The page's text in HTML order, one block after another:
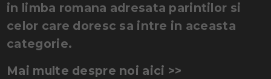
in limba romana adresata parintilor si
celor care doresc sa intre in aceasta
categorie.
Mai multe despre noi aici >>